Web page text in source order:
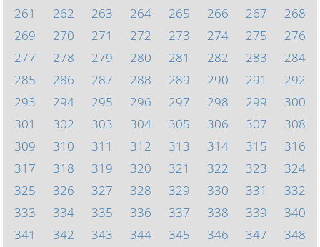
261
262 263 264 265 266 267
268
269
270 271 272 273 274 275
276
277
278 279 280 281 282 283
284
285
286 287 288 289 290 291
292
293
294 295 296 297 298 299
300
301
302 303 304 305 306 307
308
309
310 311 312 313 314 315
316
317
318 319 320 321 322 323
324
325
326 327 328 329 330 331
332
333
334 335 336 337 338 339
340
341
342 343 344 345 346 347 348